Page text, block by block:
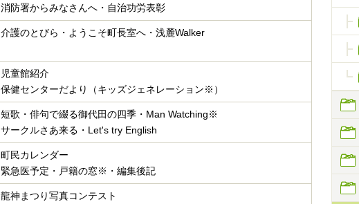
消防署からみなさんへ・自治功労表彰
介護のとびら・ようこそ町長室へ・浅麓Walker
児童館紹介
保健センターだより（キッズジェネレーション※）
短歌・俳句で綴る御代田の四季・ Man Watching※
サークルさあ来る・Let's try English
町民カレンダー
緊急医予定・戸籍の窓※・編集後記
龍神まつり写真コンテスト